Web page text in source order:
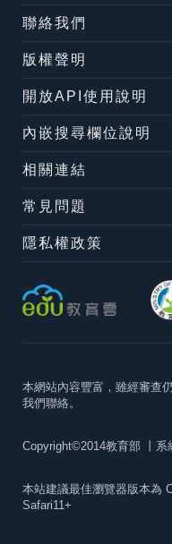
聯絡我們
版權聲明
開放API使用說明
內嵌搜尋欄位說明
相關連結
常見問題
隱私權政策
本網站內容豐富，雖經審查
我們聯絡。
Copyright©2014教育部 丨
本站建議最佳瀏覽器版本為
Safari11+